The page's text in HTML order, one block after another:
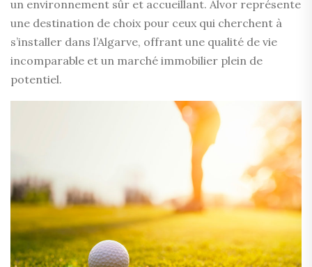
un environnement sûr et accueillant. Alvor représente
une destination de choix pour ceux qui cherchent à
s’installer dans l’Algarve, offrant une qualité de vie
incomparable et un marché immobilier plein de
potentiel.